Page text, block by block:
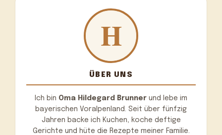
ÜBER UNS
Ich bin Oma Hildegard Brunner und lebe im
bayerischen Voralpenland. Seit über fünfzig
Jahren backe ich Kuchen, koche deftige
Gerichte und hüte die Rezepte meiner Familie.